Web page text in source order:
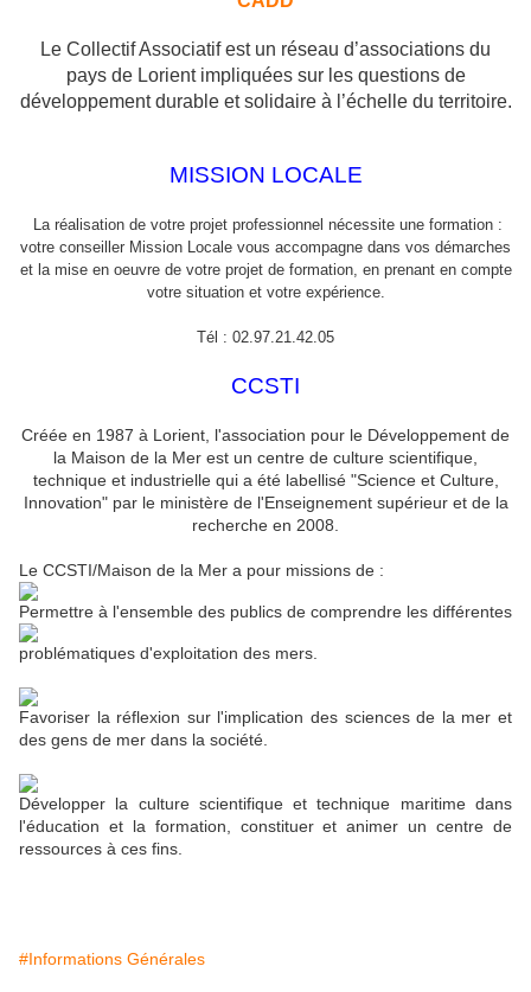
Le Collectif Associatif est un réseau d’associations du
pays de Lorient impliquées sur les questions de
développement durable et solidaire à l’échelle du territoire.
MISSION LOCALE
La réalisation de votre projet professionnel nécessite une formation :
votre conseiller Mission Locale vous accompagne dans vos démarches
et la mise en oeuvre de votre projet de formation, en prenant en compte
votre situation et votre expérience.
Tél : 02.97.21.42.05
CCSTI
Créée en 1987 à Lorient, l'association pour le Développement de
la Maison de la Mer est un centre de culture scientifique,
technique et industrielle qui a été labellisé "Science et Culture,
Innovation" par le ministère de l'Enseignement supérieur et de la
recherche en 2008.
Le CCSTI/Maison de la Mer a pour missions de :
Permettre à l'ensemble des publics de comprendre les différentes
problématiques d'exploitation des mers.
Favoriser la réflexion sur l'implication des sciences de la mer et
des gens de mer dans la société.
Développer la culture scientifique et technique maritime dans
l'éducation et la formation, constituer et animer un centre de
ressources à ces fins.
#Informations Générales